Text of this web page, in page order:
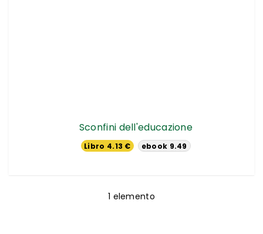
Sconfini dell'educazione
Libro 4.13 €
ebook 9.49
1 elemento